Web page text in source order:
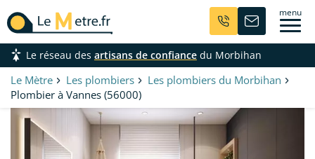
Aller
au
contenu
principal
menu
Le réseau des artisans de confiance du Morbihan
Le Mètre Les plombiers
Les plombiers du Morbihan
Plombier à Vannes (56000)